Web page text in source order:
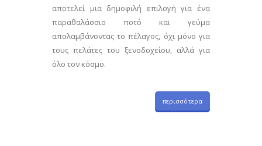
αποτελεί μια δημοφιλή επιλογή για ένα
παραθαλάσσιο ποτό και γεύμα
απολαμβάνοντας το πέλαγος, όχι μόνο για
τους πελάτες του ξενοδοχείου, αλλά για
όλο τον κόσμο.
περισσότερα